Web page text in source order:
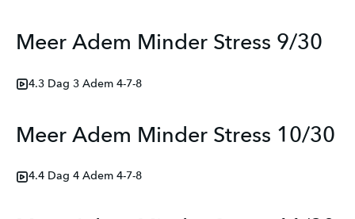
Meer Adem Minder Stress 9/30
4.3 Dag 3 Adem 4-7-8
Meer Adem Minder Stress 10/30
4.4 Dag 4 Adem 4-7-8